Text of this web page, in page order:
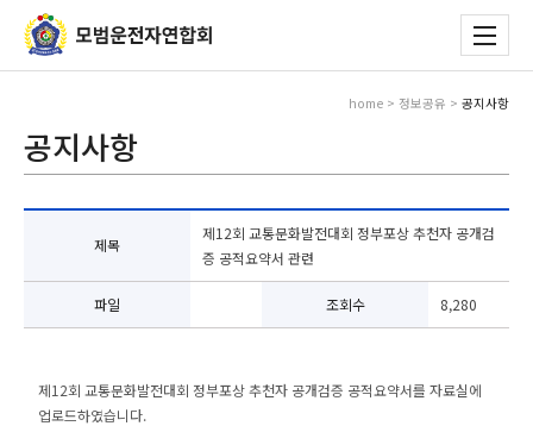
공지사항
home > 정보공유 > 공지사항
제목
제12회 교통문화발전대회 정부포상 추천자 공개검
증 공적요약서 관련
파일 조회수 8,280
제12회 교통문화발전대회 정부포상 추천자 공개검증 공적요약서를 자료실에
업로드하였습니다.